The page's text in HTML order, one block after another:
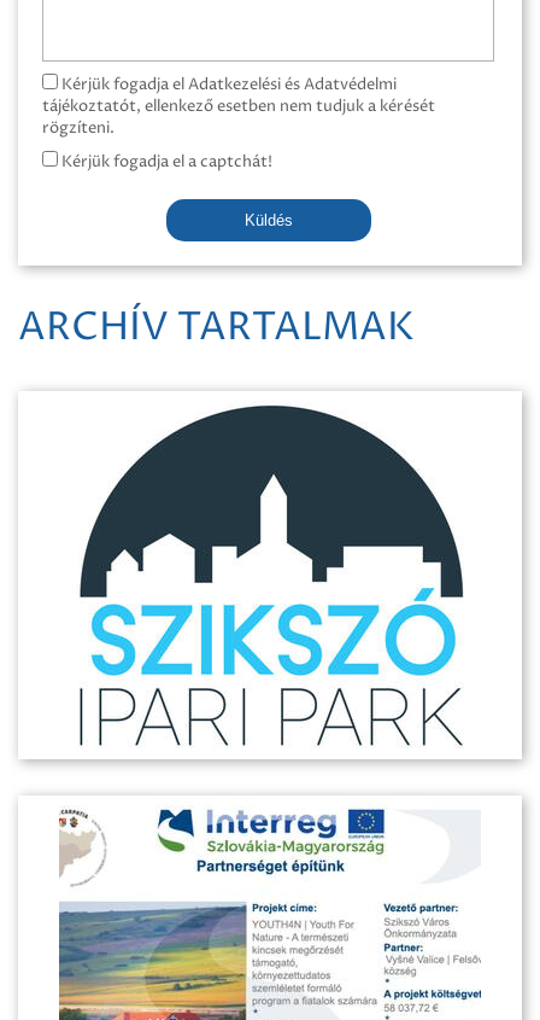
Kérjük fogadja el Adatkezelési és Adatvédelmi
tájékoztatót, ellenkező esetben nem tudjuk a kérését
rögzíteni.
Kérjük fogadja el a captchát!
Küldés
ARCHÍV TARTALMAK